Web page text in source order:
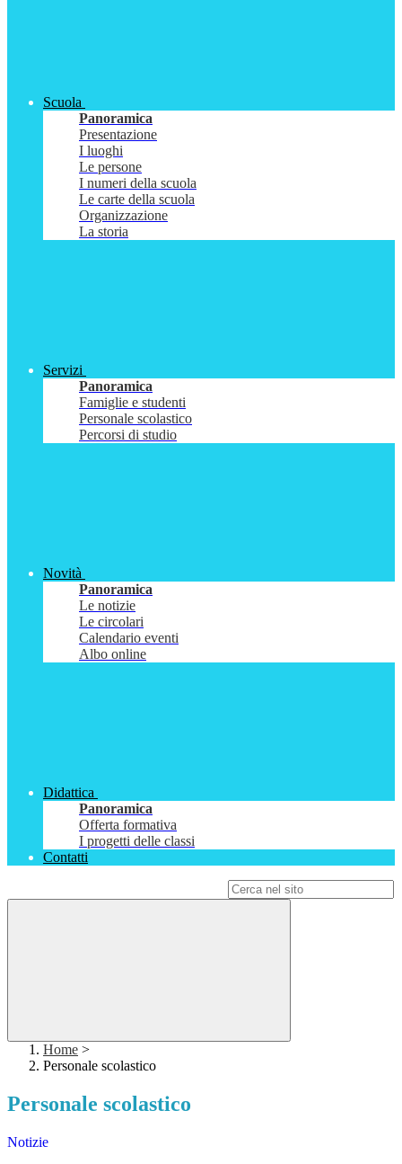
Scuola
Panoramica
Presentazione
I luoghi
Le persone
I numeri della scuola
Le carte della scuola
Organizzazione
La storia
Servizi
Panoramica
Famiglie e studenti
Personale scolastico
Percorsi di studio
Novità
Panoramica
Le notizie
Le circolari
Calendario eventi
Albo online
Didattica
Panoramica
Offerta formativa
I progetti delle classi
Contatti
Home >
Personale scolastico
Personale scolastico
Notizie